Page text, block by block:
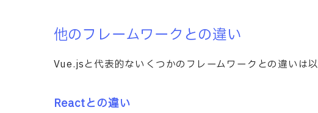
他のフレームワークとの違い
Vue.jsと代表的ないくつかのフレームワークとの違いは以
Reactとの違い